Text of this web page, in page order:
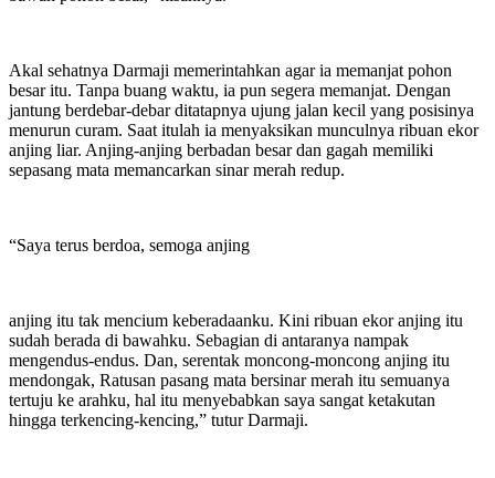
Akal sehatnya Darmaji memerintahkan agar ia memanjat pohon
besar itu. Tanpa buang waktu, ia pun segera memanjat. Dengan
jantung berdebar-debar ditatapnya ujung jalan kecil yang posisinya
menurun curam. Saat itulah ia menyaksikan munculnya ribuan ekor
anjing liar. Anjing-anjing berbadan besar dan gagah memiliki
sepasang mata memancarkan sinar merah redup.
“Saya terus berdoa, semoga anjing
anjing itu tak mencium keberadaanku. Kini ribuan ekor anjing itu
sudah berada di bawahku. Sebagian di antaranya nampak
mengendus-endus. Dan, serentak moncong-moncong anjing itu
mendongak, Ratusan pasang mata bersinar merah itu semuanya
tertuju ke arahku, hal itu menyebabkan saya sangat ketakutan
hingga terkencing-kencing,” tutur Darmaji.